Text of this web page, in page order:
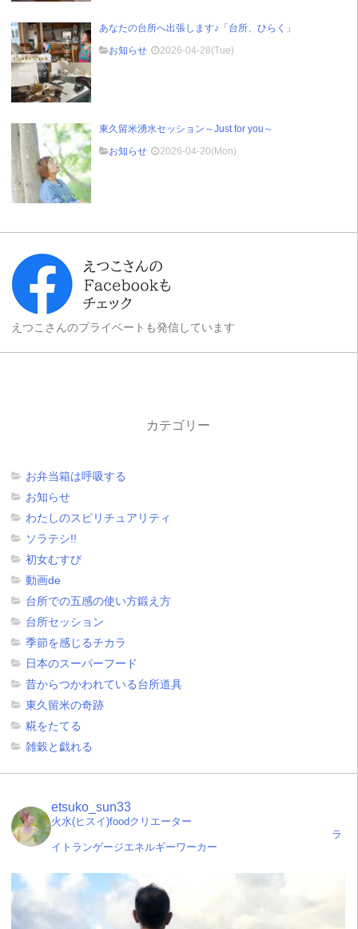
あなたの台所へ出張します♪「台所、ひらく」
お知らせ
2026-04-28(Tue)
東久留米湧水セッション～Just for you～
お知らせ
2026-04-20(Mon)
えつこさんのプライベートも発信しています
カテゴリー
お弁当箱は呼吸する
お知らせ
わたしのスピリチュアリティ
ソラテシ!!
初女むすび
動画de
台所での五感の使い方鍛え方
台所セッション
季節を感じるチカラ
日本のスーパーフード
昔からつかわれている台所道具
東久留米の奇跡
糀をたてる
雑穀と戯れる
etsuko_sun33
火水(ヒスイ)foodクリエーター
ラ
イトランゲージエネルギーワーカー